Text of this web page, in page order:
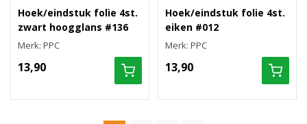
Hoek/eindstuk folie 4st.
zwart hoogglans #136
Merk: PPC
13,90
Hoek/eindstuk folie 4st.
eiken #012
Merk: PPC
13,90